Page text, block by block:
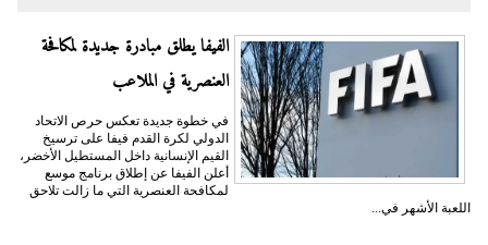
الفيفا يطلق مبادرة جديدة لمكافحة
العنصرية في الملاعب
في خطوة جديدة تعكس حرص الاتحاد
الدولي لكرة القدم فيفا على ترسيخ
القيم الإنسانية داخل المستطيل الأخضر،
أعلن الفيفا عن إطلاق برنامج موسع
لمكافحة العنصرية التي ما زالت تلاحق
اللعبة الأشهر في...